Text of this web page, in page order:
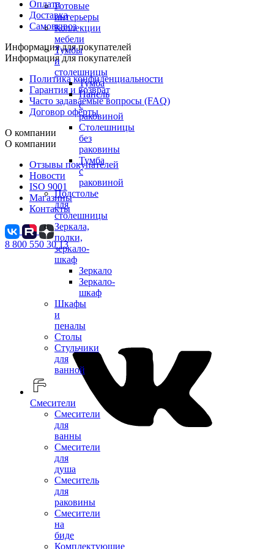
Готовые
интерьеры
Коллекции
мебели
Тумбы
и
столешницы
Тумба
Панель
с
раковиной
Столешницы
без
раковины
Тумба
с
раковиной
Подстолье
для
столешницы
Зеркала,
полки,
зеркало-
шкаф
Зеркало
Зеркало-
шкаф
Шкафы
и
пеналы
Столы
Стульчики
для
ванной
Смесители
Смесители
для
ванны
Смесители
для
душа
Смеситель
для
раковины
Смесители
на
биде
Комплектующие
Оплата
Доставка
Самовывоз
Информация для покупателей
Информация для покупателей
Политика конфиденциальности
Гарантия и возврат
Часто задаваемые вопросы (FAQ)
Договор оферты
О компании
О компании
Отзывы покупателей
Новости
ISO 9001
Магазины
Контакты
8 800 550 30 13